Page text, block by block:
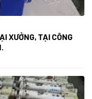
XƯỞNG, TẠI CÔNG